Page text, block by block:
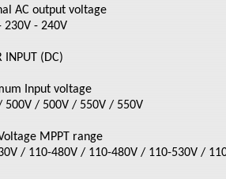
AC output voltage
230V - 240V
INPUT (DC)
Input voltage
500V / 500V / 550V / 550V
MPPT range
/ 110-480V / 110-480V / 110-530V /